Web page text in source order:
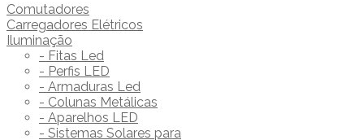
Comutadores
Carregadores Elétricos
Iluminação
- Fitas Led
- Perfis LED
- Armaduras Led
- Colunas Metálicas
- Aparelhos LED
- Sistemas Solares para